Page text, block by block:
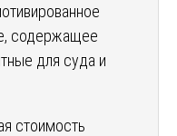
содержащее
для суда и
стоимость